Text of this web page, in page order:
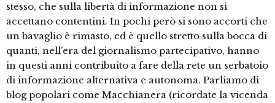
stesso, che sulla libertà di informazione non si
accettano contentini. In pochi però si sono accorti che
un bavaglio è rimasto, ed è quello stretto sulla bocca di
quanti, nell’era del giornalismo partecipativo, hanno
in questi anni contribuito a fare della rete un serbatoio
di informazione alternativa e autonoma. Parliamo di
blog popolari come Macchianera (ricordate la vicenda